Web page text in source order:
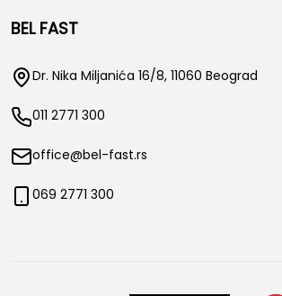
BEL FAST
Dr. Nika Miljanića 16/8, 11060 Beograd
011 2771 300
office@bel-fast.rs
069 2771 300